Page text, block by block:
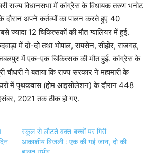
राज्य विधानसभा में कांग्रेस के विधायक तरुण भनोट
दौरान अपने कर्तव्यों का पालन करते हुए 40
ज्यादा 12 चिकित्सकों की मौत ग्वालियर में हुई.
में दो-दो तथा भोपाल, रायसेन, सीहोर, राजगढ़,
जबलपुर में एक-एक चिकित्सक की मौत हुई. कांग्रेस के
ने बताया कि राज्य सरकार ने महामारी के
में पृथकवास (होम आइसोलेशन) के दौरान 448
2021 तक ठीक हो गए.
स्कूल से लौटते वक्त बच्चों पर गिरी
आकाशीय बिजली : एक की गई जान, दो की